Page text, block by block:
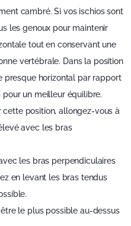
cambré. Si vos ischios sont
les genoux pour maintenir
tout en conservant une
vertébrale. Dans la position
presque horizontal par rapport
un meilleur équilibre.
cette position, allongez-vous à
avec les bras
les bras perpendiculaires
en levant les bras tendus
le plus possible au-dessus